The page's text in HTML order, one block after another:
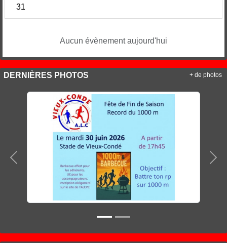
31
Aucun évènement aujourd'hui
DERNIÈRES PHOTOS
Précedent
+ de photos